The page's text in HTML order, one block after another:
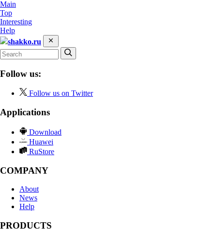
Main
Top
Interesting
Help
shakko.ru
Follow us:
Follow us on Twitter
Applications
Download
Huawei
RuStore
COMPANY
About
News
Help
PRODUCTS